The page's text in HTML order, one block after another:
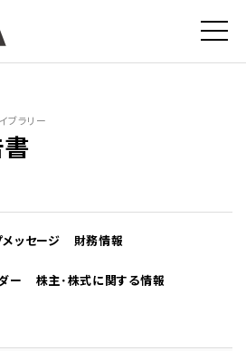
ブラリー
メッセージ 財務情報
ー 株主･株式に関する情報